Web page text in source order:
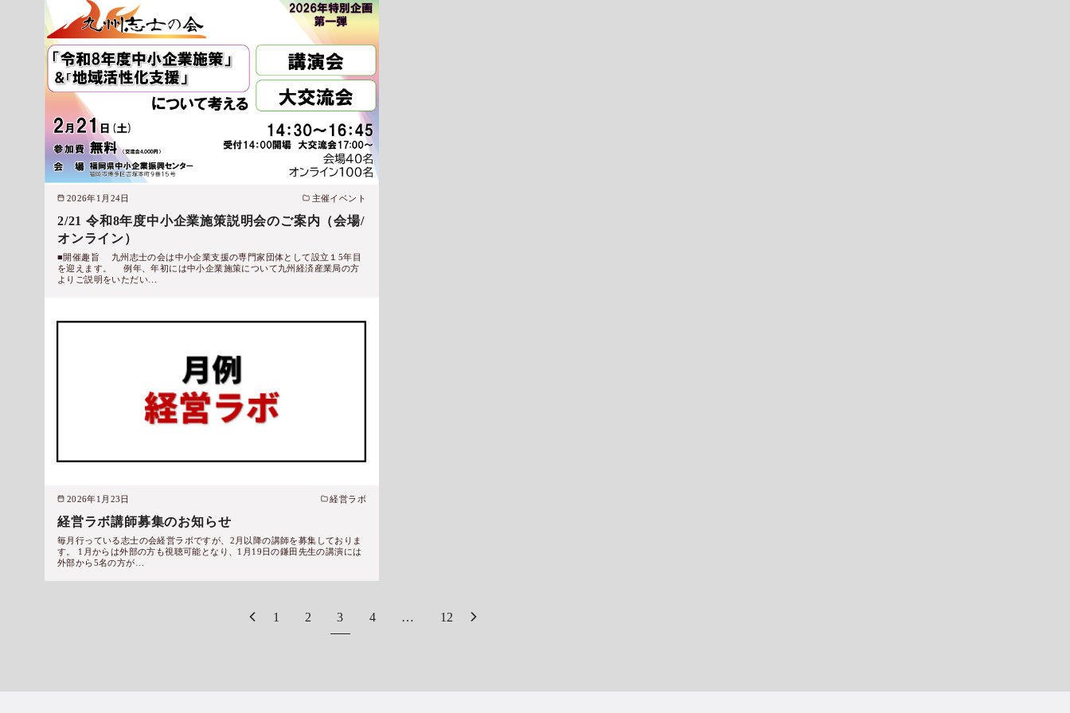
2026年1月24日 主催イベント
2/21 令和8年度中小企業施策説明会のご案内（会場/
オンライン）
■開催趣旨 九州志士の会は中小企業支援の専門家団体として設立１5年目
を迎えます。 例年、年初には中小企業施策について九州経済産業局の方
よりご説明をいただい…
2026年1月23日 経営ラボ
経営ラボ講師募集のお知らせ
毎月行っている志士の会経営ラボですが、2月以降の講師を募集しておりま
す。 1月からは外部の方も視聴可能となり、1月19日の鎌田先生の講演には
外部から5名の方が…
1 2 3 4 … 12